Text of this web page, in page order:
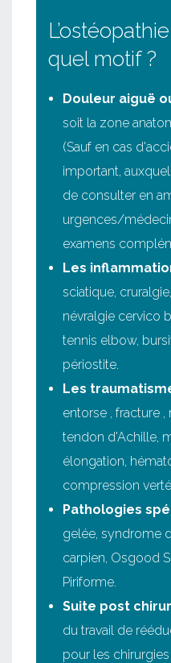
quel motif ?
Douleur aiguë
soit la zone
(Sauf en cas
important,
de consulter en
urgences/
examens
Les
sciatique,
névralgie cervico
tennis elbow,
périostite.
Les
entorse , fracture
tendon d'Achille,
élongation,
compression
Pathologies
gelée, syndrome
carpien, Osgood
Piriforme.
Suite post
du travail de
pour les